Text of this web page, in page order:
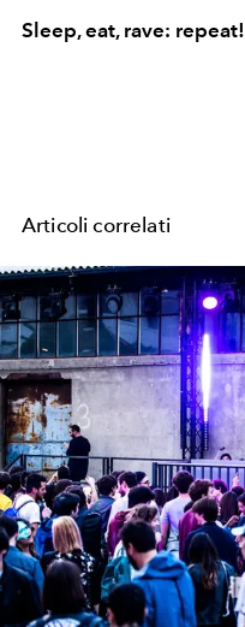
Sleep, eat, rave: repeat!
Articoli correlati